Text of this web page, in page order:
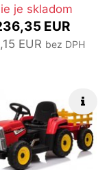
je skladom
EUR
EUR bez DPH